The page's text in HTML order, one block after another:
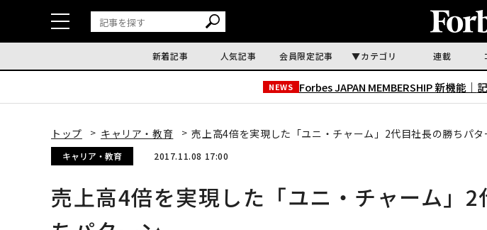
新着記事 人気記事 会員限定記事 カテゴリ 連載
NEWS Forbes JAPAN MEMBERSHIP 新機能｜
トップ キャリア・教育 売上高4倍を実現した「ユニ・チャーム」2代目社長の勝ちパタ
キャリア・教育 2017.11.08 17:00
売上高4倍を実現した「ユニ・チャーム」2